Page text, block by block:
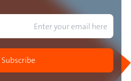
Subscribe